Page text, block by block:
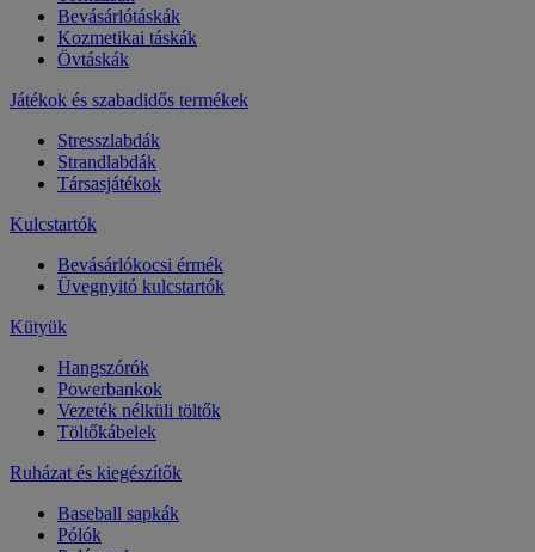
Bevásárlótáskák
Kozmetikai táskák
Övtáskák
Játékok és szabadidős termékek
Stresszlabdák
Strandlabdák
Társasjátékok
Kulcstartók
Bevásárlókocsi érmék
Üvegnyitó kulcstartók
Kütyük
Hangszórók
Powerbankok
Vezeték nélküli töltők
Töltőkábelek
Ruházat és kiegészítők
Baseball sapkák
Pólók